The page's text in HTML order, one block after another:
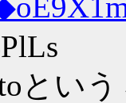
とい